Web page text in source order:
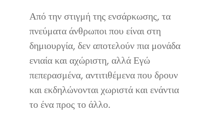
Από την στιγμή της ενσάρκωσης, τα
πνεύματα άνθρωποι που είναι στη
δημιουργία, δεν αποτελούν πια μονάδα
ενιαία και αχώριστη, αλλά Εγώ
πεπερασμένα, αντιτιθέμενα που δρουν
και εκδηλώνονται χωριστά και ενάντια
το ένα προς το άλλο.